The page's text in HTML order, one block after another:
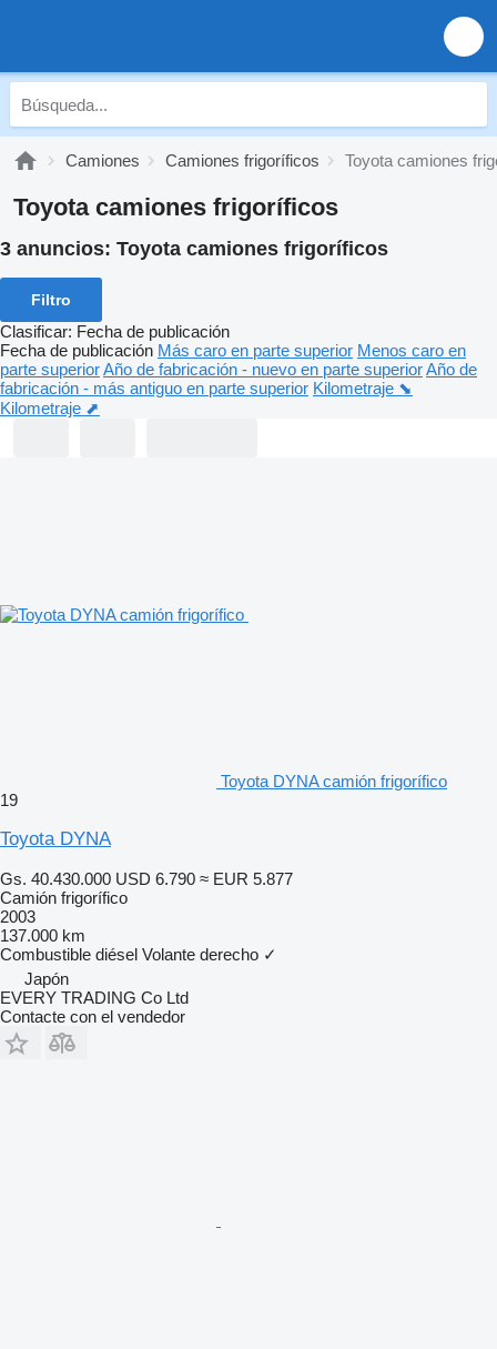
Camiones Camiones frigoríficos Toyota camiones
Toyota camiones frigoríficos
3 anuncios: Toyota camiones frigoríficos
Filtro
Clasificar: Fecha de publicación
Fecha de publicación Más caro en parte superior Menos caro en
parte superiorAño de fabricación - nuevo en parte superiorAño de
fabricación - más antiguo en parte superior Kilometraje ⬊
Kilometraje ⬈
Toyota DYNA camión frigorífico
19
Toyota DYNA
Gs. 40.430.000 USD 6.790 ≈ EUR 5.877
Camión frigorífico
2003
137.000 km
Combustible diésel Volante derecho ✓
Japón
EVERY TRADING Co Ltd
Contacte con el vendedor